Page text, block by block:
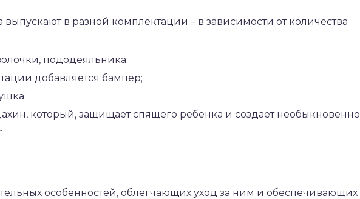
выпускают в разной комплектации – в зависимости от количества
пододеяльника;
добавляется бампер;
который, защищает спящего ребенка и создает необыкновенно
особенностей, облегчающих уход за ним и обеспечивающих